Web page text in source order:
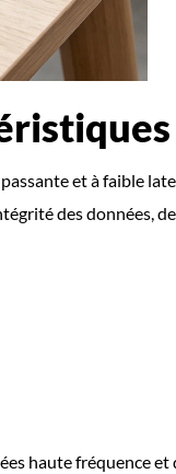
et à faible
des données,
haute fréquence